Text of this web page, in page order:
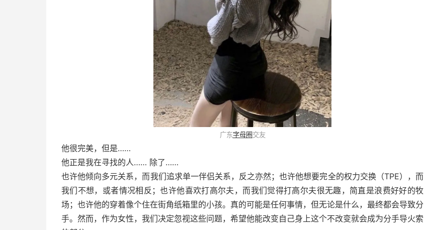
广东字母圈交友
他很完美，但是……
他正是我在寻找的人…… 除了……
也许他倾向多元关系，而我们追求单一伴侣关系，反之亦然；也许他想要完全的权力交换（TPE），而
我们不想，或者情况相反；也许他喜欢打高尔夫，而我们觉得打高尔夫很无趣，简直是浪费好好的牧
场；也许他的穿着像个住在街角纸箱里的小孩。真的可能是任何事情，但无论是什么，最终都会导致分
手。然而，作为女性，我们决定忽视这些问题，希望他能改变自己身上这个不改变就会成为分手导火索